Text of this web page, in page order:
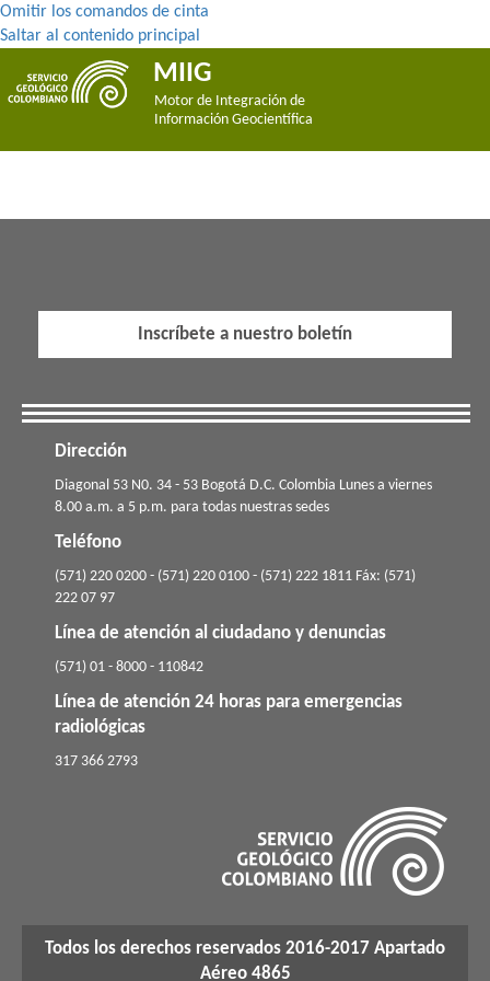
Omitir los comandos de cinta
Saltar al contenido principal
MIIG
Motor de Integración de
Información Geocientífica
Inscríbete a nuestro boletín
Dirección
​​​Diagonal 53 N0. 34 - 53 Bogotá D.C. Colombia Lunes a viernes
8.00 a.m. a 5 p.m. para todas nuestras sedes
Teléfono
(571) 220 0200 - (571) 220 0100 - (571) 222 1811 Fáx: (571)
222 07 97
Línea de atención al ciudadano y denuncias
(571) 01 - 8000 - 110842
Línea de atención 24 horas para emergencias
radiológicas
​317 366 2793
Todos los derechos reservados 2016-2017 Apartado
Aéreo 4865